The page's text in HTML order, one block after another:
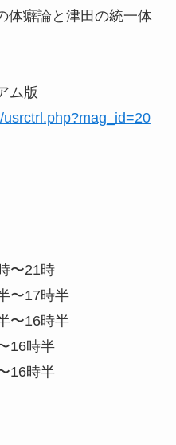
癖論と津田の統一体
ム版
〜21時
〜17時半
〜16時半
16時半
16時半